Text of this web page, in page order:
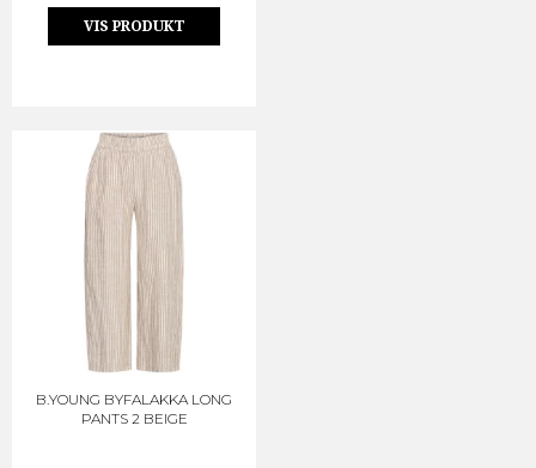
VIS PRODUKT
B.YOUNG BYFALAKKA LONG
PANTS 2 BEIGE